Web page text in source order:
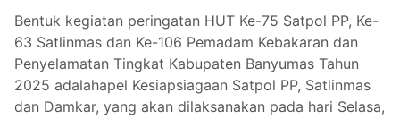
Bentuk kegiatan peringatan HUT Ke-75 Satpol PP, Ke-
63 Satlinmas dan Ke-106 Pemadam Kebakaran dan
Penyelamatan Tingkat Kabupaten Banyumas Tahun
2025 adalahapel Kesiapsiagaan Satpol PP, Satlinmas
dan Damkar, yang akan dilaksanakan pada hari Selasa,